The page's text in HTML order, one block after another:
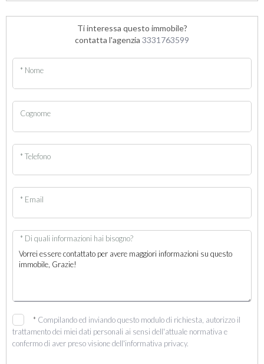
Ti interessa questo immobile?
contatta l'agenzia 3331763599
* Nome
Cognome
* Telefono
* Email
* Di quali informazioni hai bisogno?
* Compilando ed inviando questo modulo di richiesta, autorizzo il
trattamento dei miei dati personali ai sensi dell'attuale normativa e
confermo di aver preso visione dell'informativa privacy.